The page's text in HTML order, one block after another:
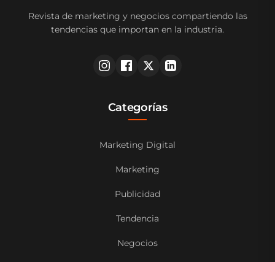
Revista de marketing y negocios compartiendo las
tendencias que importan en la industria.
Categorías
Marketing Digital
Marketing
Publicidad
Tendencia
Negocios